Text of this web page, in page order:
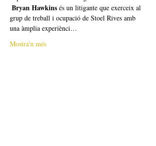
Bryan Hawkins és un litigante que exerceix al
grup de treball i ocupació de Stoel Rives amb
una àmplia experiènci…
Mostra'n més